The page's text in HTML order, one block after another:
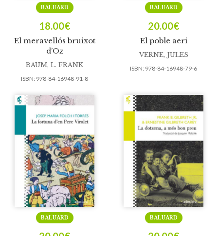
El meravellós bruixot
d’Oz
BALUARD
18.00€
BAUM, L. FRANK
ISBN: 978-84-16948-91-8
El poble aeri
BALUARD
20.00€
VERNE, JULES
ISBN: 978-84-16948-79-6
BALUARD BALUARD